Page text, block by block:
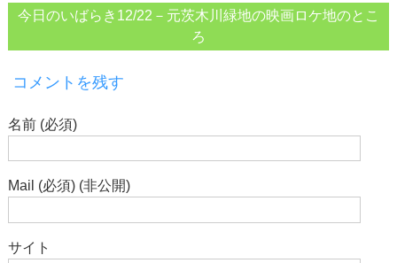
今日のいばらき12/22－元茨木川緑地の映画ロケ地のとこ
ろ
コメントを残す
名前 (必須)
Mail (必須) (非公開)
サイト